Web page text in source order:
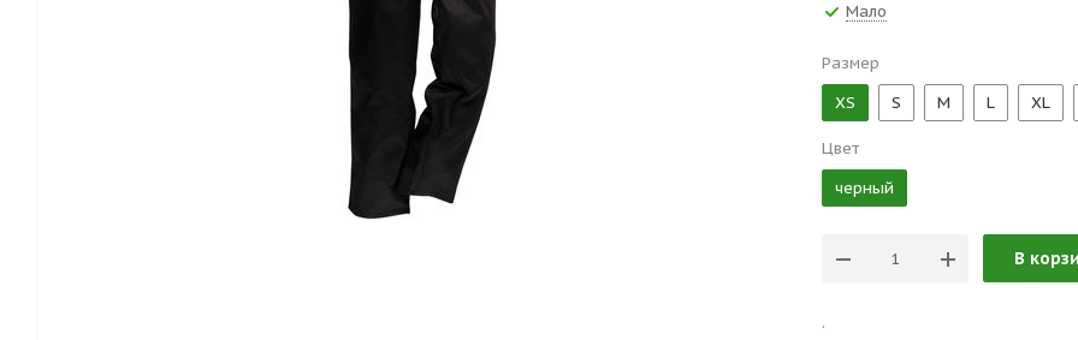
Мало
Размер
XS
S M L XL
Цвет
черный
В
.